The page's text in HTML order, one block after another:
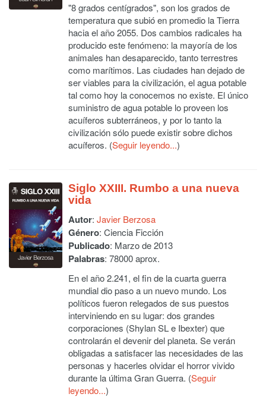
"8 grados centígrados", son los grados de
temperatura que subió en promedio la Tierra
hacia el año 2055. Dos cambios radicales ha
producido este fenómeno: la mayoría de los
animales han desaparecido, tanto terrestres
como marítimos. Las ciudades han dejado de
ser viables para la civilización, el agua potable
tal como hoy la conocemos no existe. El único
suministro de agua potable lo proveen los
acuíferos subterráneos, y por lo tanto la
civilización sólo puede existir sobre dichos
acuíferos. (Seguir leyendo...)
Siglo XXIII. Rumbo a una nueva
vida
Autor: Javier Berzosa
Género: Ciencia Ficción
Publicado: Marzo de 2013
Palabras: 78000 aprox.
En el año 2.241, el fin de la cuarta guerra
mundial dio paso a un nuevo mundo. Los
políticos fueron relegados de sus puestos
interviniendo en su lugar: dos grandes
corporaciones (Shylan SL e Ibexter) que
controlarán el devenir del planeta. Se verán
obligadas a satisfacer las necesidades de las
personas y hacerles olvidar el horror vivido
durante la última Gran Guerra. (Seguir
leyendo...)